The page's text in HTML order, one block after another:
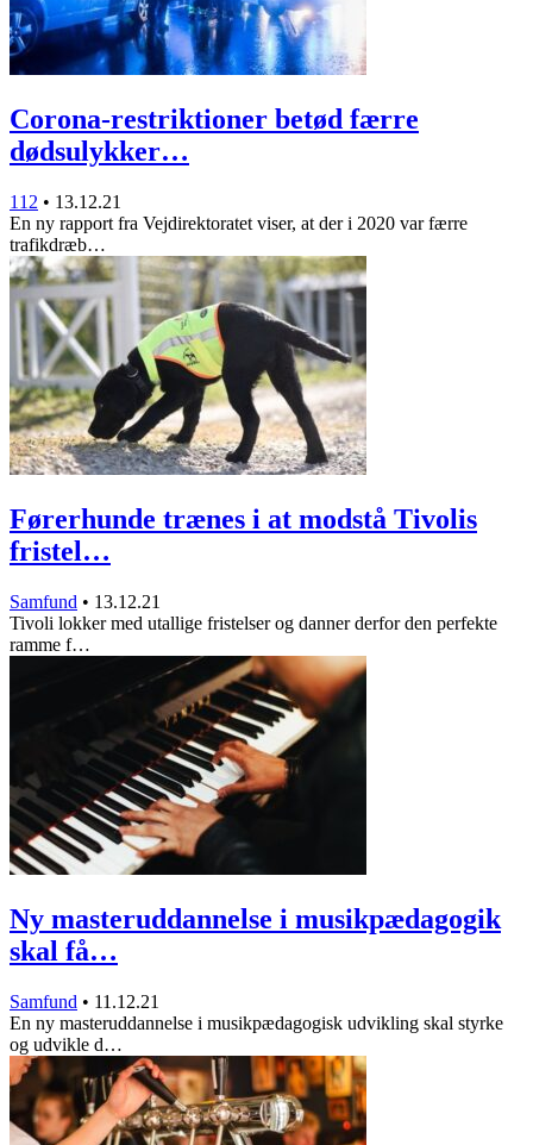
Corona-restriktioner betød færre
dødsulykker…
112 • 13.12.21
En ny rapport fra Vejdirektoratet viser, at der i 2020 var færre
trafikdræb…
Førerhunde trænes i at modstå Tivolis
fristel…
Samfund • 13.12.21
Tivoli lokker med utallige fristelser og danner derfor den perfekte
ramme f…
Ny masteruddannelse i musikpædagogik
skal få…
Samfund • 11.12.21
En ny masteruddannelse i musikpædagogisk udvikling skal styrke
og udvikle d…